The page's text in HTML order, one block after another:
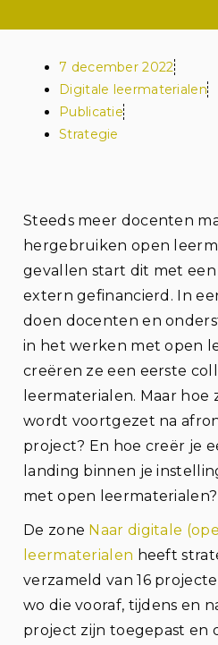
7 december 2022
Digitale leermaterialen
Publicatie
Strategie
Steeds meer docenten
hergebruiken open
gevallen start dit met
extern gefinancierd. In
doen docenten en
in het werken met open
creëren ze een eerste
leermaterialen. Maar
wordt voortgezet na
project? En hoe creër je
landing binnen je
met open leermaterialen?
De zone Naar digitale
leermaterialen heeft
verzameldvan 16
wo die vooraf, tijdens en
project zijn toegepast en